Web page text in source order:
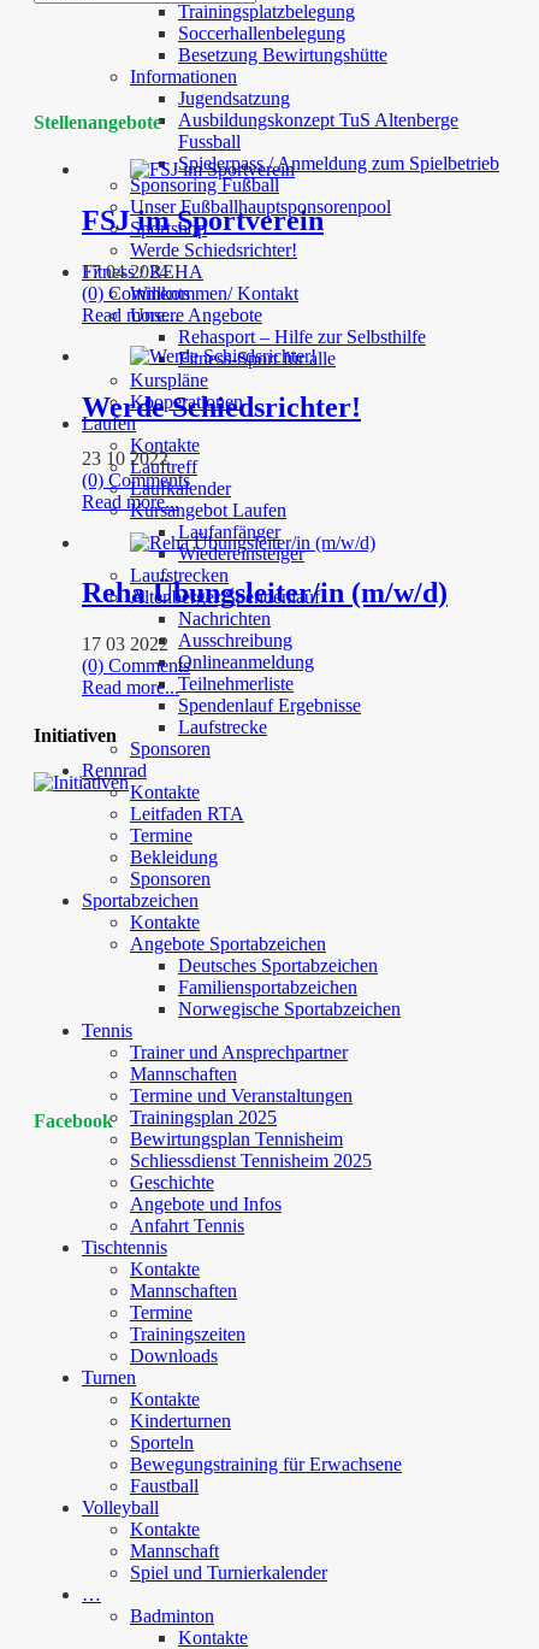
Trainingsplatzbelegung
Soccerhallenbelegung
Besetzung Bewirtungshütte
Informationen
Jugendsatzung
Ausbildungskonzept TuS Altenberge
Fussball
Spielerpass / Anmeldung zum Spielbetrieb
Sponsoring Fußball
Unser Fußballhauptsponsorenpool
Sportshop
Werde Schiedsrichter!
Fitness / REHA
Willkommen/ Kontakt
Unsere Angebote
Rehasport – Hilfe zur Selbsthilfe
Fitness-Sport für alle
Kurspläne
Kooperationen
Laufen
Kontakte
Lauftreff
Laufkalender
Kursangebot Laufen
Laufanfänger
Wiedereinsteiger
Laufstrecken
Altenberger Spendenlauf
Nachrichten
Ausschreibung
Onlineanmeldung
Teilnehmerliste
Spendenlauf Ergebnisse
Laufstrecke
Sponsoren
Rennrad
Kontakte
Leitfaden RTA
Termine
Bekleidung
Sponsoren
Sportabzeichen
Kontakte
Angebote Sportabzeichen
Deutsches Sportabzeichen
Familiensportabzeichen
Norwegische Sportabzeichen
Tennis
Trainer und Ansprechpartner
Mannschaften
Termine und Veranstaltungen
Trainingsplan 2025
Bewirtungsplan Tennisheim
Schliessdienst Tennisheim 2025
Geschichte
Angebote und Infos
Anfahrt Tennis
Tischtennis
Kontakte
Mannschaften
Termine
Trainingszeiten
Downloads
Turnen
Kontakte
Kinderturnen
Sporteln
Bewegungstraining für Erwachsene
Faustball
Volleyball
Kontakte
Mannschaft
Spiel und Turnierkalender
…
Badminton
Kontakte
Stellenangebote
FSJ im Sportverein
17 04 2024
(0) Comments
Read more...
Werde Schiedsrichter!
23 10 2022
(0) Comments
Read more...
Reha Übungsleiter/in (m/w/d)
17 03 2022
(0) Comments
Read more...
Initiativen
Facebook